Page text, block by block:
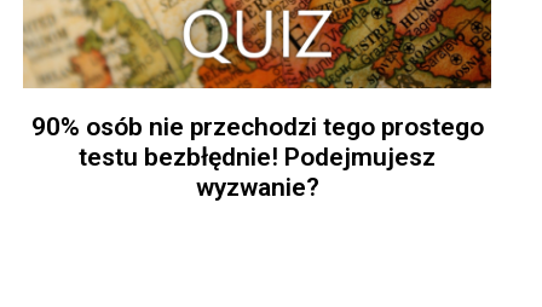
90% osób nie przechodzi tego prostego
testu bezbłędnie! Podejmujesz
wyzwanie?